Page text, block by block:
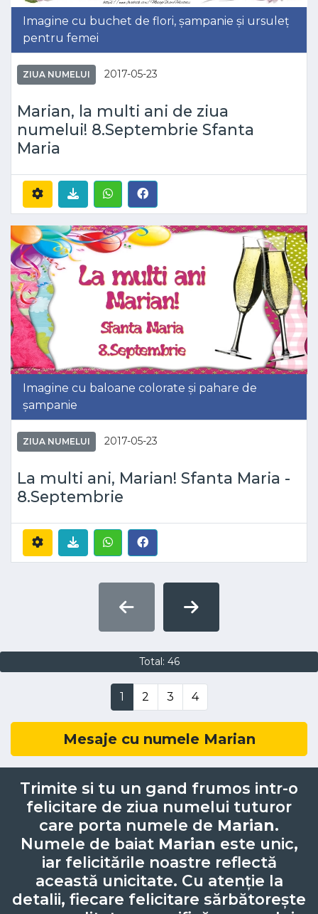
Imagine cu buchet de flori, șampanie și ursuleț
pentru femei
ZIUA NUMELUI 2017-05-23
Marian, la multi ani de ziua
numelui! 8.Septembrie Sfanta
Maria
Imagine cu baloane colorate și pahare de
șampanie
ZIUA NUMELUI 2017-05-23
La multi ani, Marian! Sfanta Maria -
8.Septembrie
Total: 46
1 2 3 4
Mesaje cu numele Marian
Trimite si tu un gand frumos intr-o
felicitare de ziua numelui tuturor
care porta numele de Marian.
Numele de baiat Marian este unic,
iar felicitările noastre reflectă
această unicitate. Cu atenție la
detalii, fiecare felicitare sărbătorește